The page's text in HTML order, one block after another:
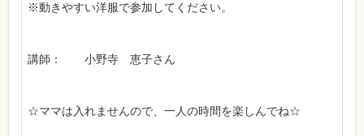
※動きやすい洋服で参加してください。
講師： 小野寺 恵子さん
☆ママは入れませんので、一人の時間を楽しんでね☆